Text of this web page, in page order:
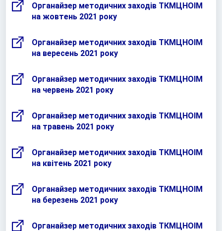
Органайзер методичних заходів ТКМЦНОІМ
на жовтень 2021 року
Органайзер методичних заходів ТКМЦНОІМ
на вересень 2021 року
Органайзер методичних заходів ТКМЦНОІМ
на червень 2021 року
Органайзер методичних заходів ТКМЦНОІМ
на травень 2021 року
Органайзер методичних заходів ТКМЦНОІМ
на квітень 2021 року
Органайзер методичних заходів ТКМЦНОІМ
на березень 2021 року
Органайзер методичних заходів ТКМЦНОІМ